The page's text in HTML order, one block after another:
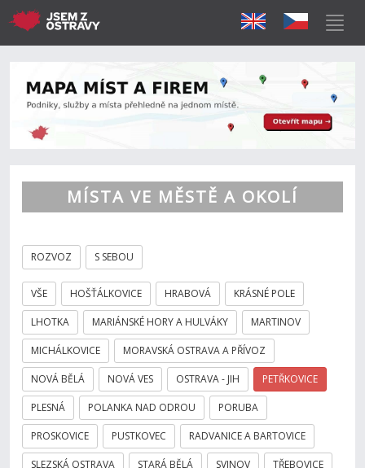
MÍSTA VE MĚSTĚ A OKOLÍ
ROZVOZ S SEBOU
VŠE HOŠŤÁLKOVICE HRABOVÁ KRÁSNÉ POLE
LHOTKA MARIÁNSKÉ HORY A HULVÁKY MARTINOV
MICHÁLKOVICE MORAVSKÁ OSTRAVA A PŘÍVOZ
NOVÁ BĚLÁ NOVÁ VES OSTRAVA - JIH PETŘKOVICE
PLESNÁ POLANKA NAD ODROU PORUBA
PROSKOVICE PUSTKOVEC RADVANICE A BARTOVICE
SLEZSKÁ OSTRAVA STARÁ BĚLÁ SVINOV TŘEBOVICE